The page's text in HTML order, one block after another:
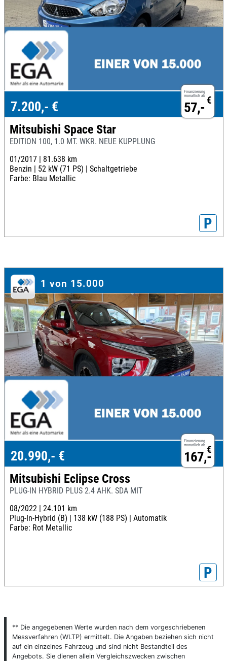
Finanzierung
monatlich ab €
57,-
7.200,- €
Mitsubishi Space Star
EDITION 100, 1.0 MT. WKR. NEUE KUPPLUNG
01/2017 | 81.638 km
Benzin | 52 kW (71 PS) | Schaltgetriebe
Farbe: Blau Metallic
P
1 von 15.000
Finanzierung
monatlich ab €
167,-
20.990,- €
Mitsubishi Eclipse Cross
PLUG-IN HYBRID PLUS 2.4 AHK. SDA MIT
08/2022 | 24.101 km
Plug-In-Hybrid (B) | 138 kW (188 PS) | Automatik
Farbe: Rot Metallic
P
** Die angegebenen Werte wurden nach dem vorgeschriebenen
Messverfahren (WLTP) ermittelt. Die Angaben beziehen sich nicht
auf ein einzelnes Fahrzeug und sind nicht Bestandteil des
Angebots. Sie dienen allein Vergleichszwecken zwischen